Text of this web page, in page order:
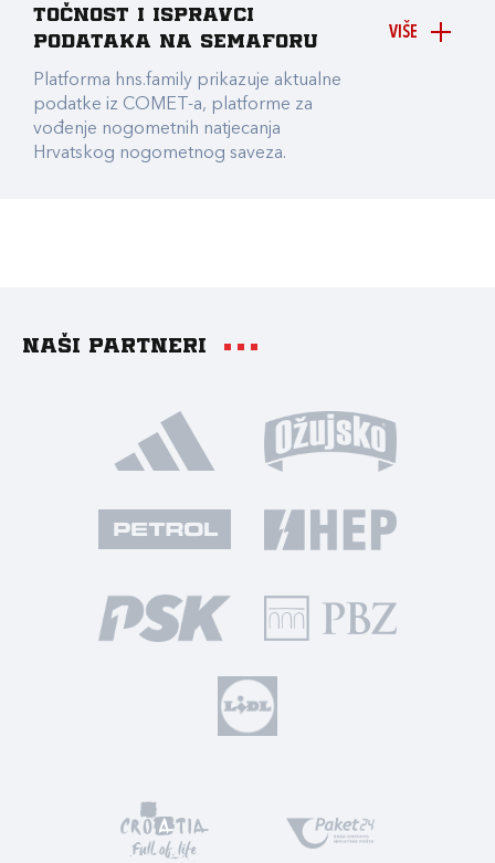
VIŠE
točnost i ispravci
podataka na Semaforu
Platforma hns.family prikazuje aktualne
podatke iz COMET-a, platforme za
vođenje nogometnih natjecanja
Hrvatskog nogometnog saveza.
Naši partneri